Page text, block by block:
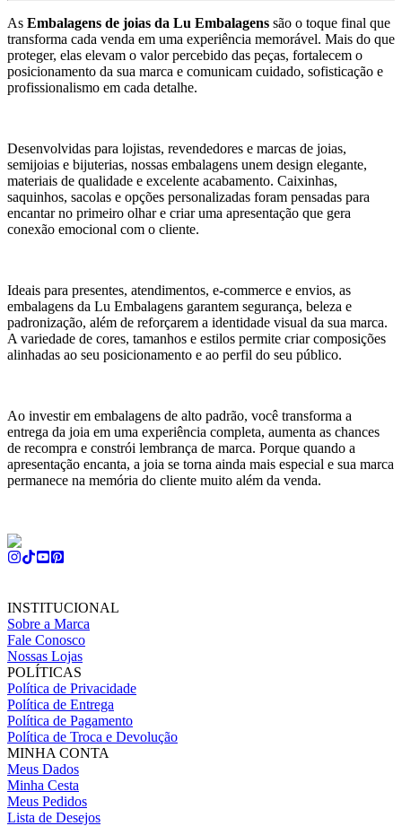
As Embalagens de joias da Lu Embalagens são o toque final que
transforma cada venda em uma experiência memorável. Mais do que
proteger, elas elevam o valor percebido das peças, fortalecem o
posicionamento da sua marca e comunicam cuidado, sofisticação e
profissionalismo em cada detalhe.
Desenvolvidas para lojistas, revendedores e marcas de joias,
semijoias e bijuterias, nossas embalagens unem design elegante,
materiais de qualidade e excelente acabamento. Caixinhas,
saquinhos, sacolas e opções personalizadas foram pensadas para
encantar no primeiro olhar e criar uma apresentação que gera
conexão emocional com o cliente.
Ideais para presentes, atendimentos, e-commerce e envios, as
embalagens da Lu Embalagens garantem segurança, beleza e
padronização, além de reforçarem a identidade visual da sua marca.
A variedade de cores, tamanhos e estilos permite criar composições
alinhadas ao seu posicionamento e ao perfil do seu público.
Ao investir em embalagens de alto padrão, você transforma a
entrega da joia em uma experiência completa, aumenta as chances
de recompra e constrói lembrança de marca. Porque quando a
apresentação encanta, a joia se torna ainda mais especial e sua marca
permanece na memória do cliente muito além da venda.
INSTITUCIONAL
Sobre a Marca
Fale Conosco
Nossas Lojas
POLÍTICAS
Política de Privacidade
Política de Entrega
Política de Pagamento
Política de Troca e Devolução
MINHA CONTA
Meus Dados
Minha Cesta
Meus Pedidos
Lista de Desejos